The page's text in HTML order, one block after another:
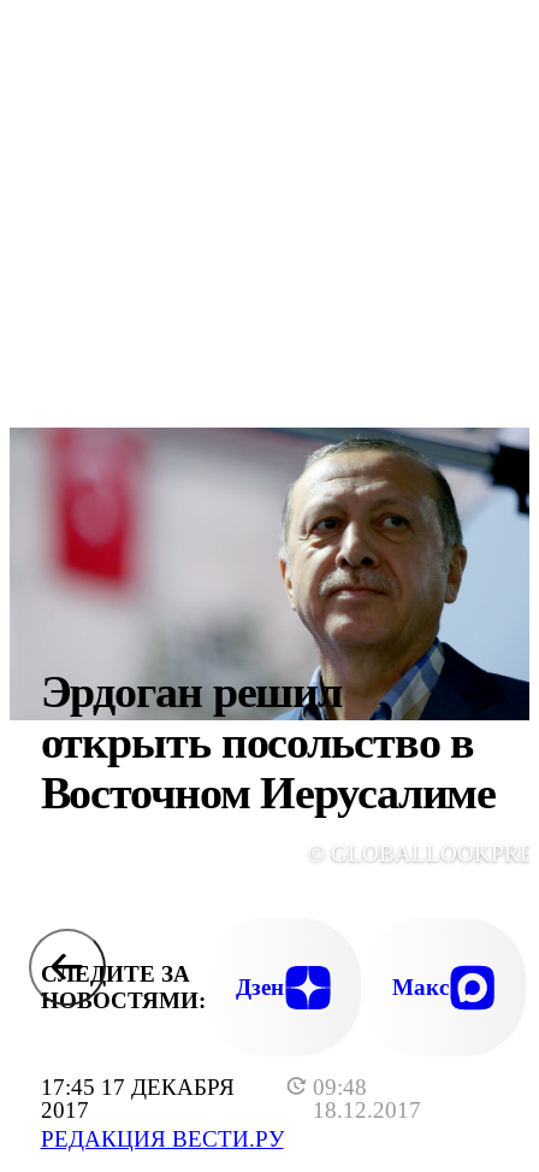
17:45 17 ДЕКАБРЯ
2017
09:48
18.12.2017
РЕДАКЦИЯ ВЕСТИ.РУ
Эрдоган решил
открыть посольство в
Восточном Иерусалиме
©
СЛЕДИТЕ ЗА
НОВОСТЯМИ:
Дзен Макс